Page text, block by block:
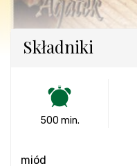
Składniki
500 min.
miód